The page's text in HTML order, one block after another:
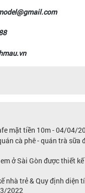
mặt tiền 10m - 04/04/
cà phê - quán trà sữa
ở Sài Gòn được thiết
nhà trẻ & Quy định diện
2022